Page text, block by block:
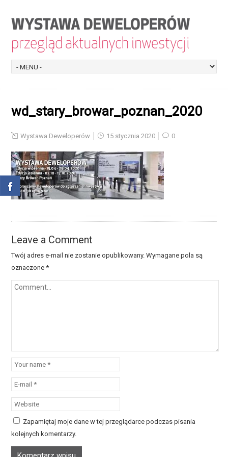
wd_stary_browar_poznan_2020
Wystawa Deweloperów 15 stycznia 2020 0
Leave a Comment
Twój adres e-mail nie zostanie opublikowany. Wymagane pola są
oznaczone*
Zapamiętaj moje dane w tej przeglądarce podczas pisania
kolejnych komentarzy.